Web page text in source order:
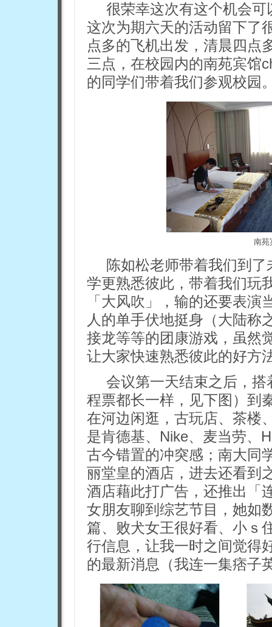
很荣幸这次有这个机会
这次为期六天的活动留下了
点多的飞机出发，清晨四点
三点，在校园内的南苑宾馆
的同学们带着我们参观校园
南苑
陈如松老师带着我们到
学更熟悉彼此，带着我们玩
「大风吹」，输的还要表
人的单手伏地挺身（大陆称
接龙等等的团康游戏，虽然
让大家快速熟悉彼此的好方
会议第一天结束之后，
程票都长一样，见下图）到
在河边闲逛，古玩店、茶楼
是肯德基、Nike、麦当劳、
古今错置的冲突感；南大同
丽堂皇的酒店，进去还看到
酒店藉此打广告，还推出「
女朋友聊到综艺节目，她如
篇、败犬女王很好看、小ｓ
行信息，让我一时之间觉得
的最新消息（我连一集痞子